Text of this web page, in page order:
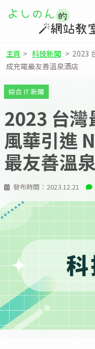
主頁 > 科技新聞 > 2023
成充電最友善溫泉酒店
發布時間： 2023.12.21
綜合 IT 新聞
2023 台灣
風華引進
最友善溫